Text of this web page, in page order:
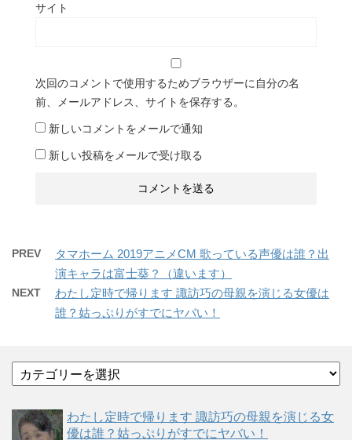
サイト
次回のコメントで使用するためブラウザーに自分の名
前、メールアドレス、サイトを保存する。
新しいコメントをメールで通知
新しい投稿をメールで受け取る
PREV
タマホーム 2019アニメCM 歌っている声優は誰？出
演キャラは富士葵？（違います）
NEXT
わたし定時で帰ります 諏訪巧の母親を演じる女優は
誰？姑っぷりがすでにヤバい！
テ
リ
ー
わたし定時で帰ります 諏訪巧の母親を演じる女
優は誰？姑っぷりがすでにヤバい！